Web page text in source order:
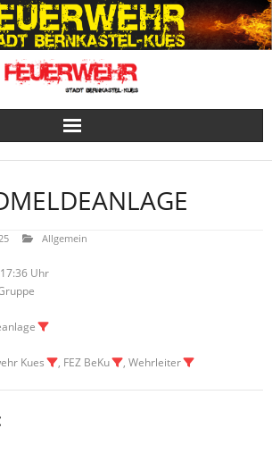
Allgemein
Uhr
Kues , FEZ BeKu , Wehrleiter